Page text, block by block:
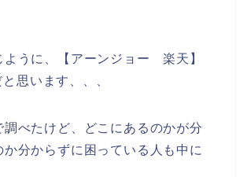
ように、【アーンジョー 楽天】
思います、、、
べたけど、どこにあるのかが分
分からずに困っている人も中に